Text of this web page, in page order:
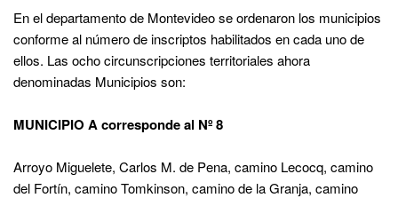
En el departamento de Montevideo se ordenaron los municipios
conforme al número de inscriptos habilitados en cada uno de
ellos. Las ocho circunscripciones territoriales ahora
denominadas Municipios son:
MUNICIPIO A corresponde al Nº 8
Arroyo Miguelete, Carlos M. de Pena, camino Lecocq, camino
del Fortín, camino Tomkinson, camino de la Granja, camino